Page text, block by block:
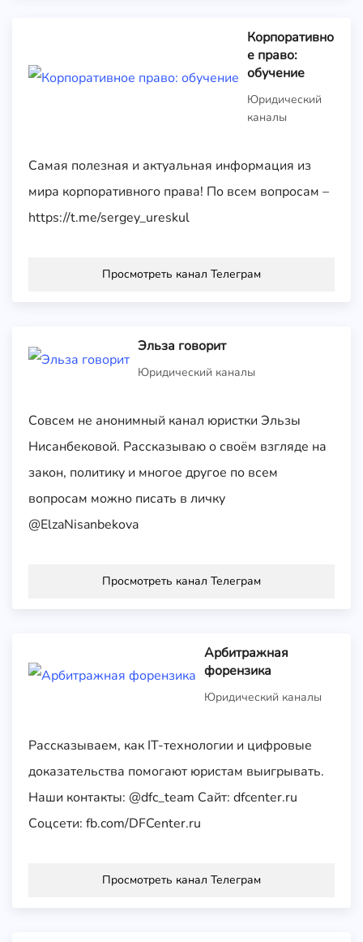
Корпоративно
е право:
обучение
Юридический
каналы
Самая полезная и актуальная информация из
мира корпоративного права! По всем вопросам –
https://t.me/sergey_ureskul
Просмотреть канал Телеграм
Эльза говорит
Юридический каналы
Совсем не анонимный канал юристки Эльзы
Нисанбековой. Рассказываю о своём взгляде на
закон, политику и многое другое по всем
вопросам можно писать в личку
@ElzaNisanbekova
Просмотреть канал Телеграм
Арбитражная
форензика
Юридический каналы
Рассказываем, как IT-технологии и цифровые
доказательства помогают юристам выигрывать.
Наши контакты: @dfc_team Сайт: dfcenter.ru
Соцсети: fb.com/DFCenter.ru
Просмотреть канал Телеграм